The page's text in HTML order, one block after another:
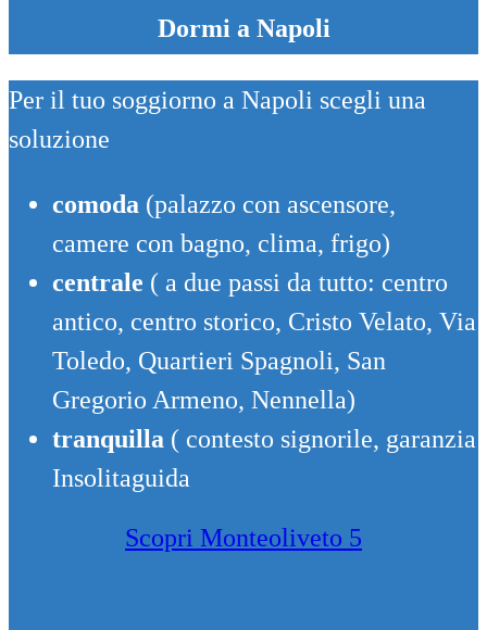
Dormi a Napoli
Per il tuo soggiorno a Napoli scegli una
soluzione
comoda (palazzo con ascensore,
camere con bagno, clima, frigo)
centrale ( a due passi da tutto: centro
antico, centro storico, Cristo Velato, Via
Toledo, Quartieri Spagnoli, San
Gregorio Armeno, Nennella)
tranquilla ( contesto signorile, garanzia
Insolitaguida
Scopri Monteoliveto 5